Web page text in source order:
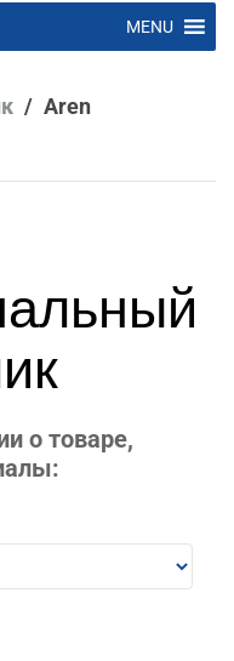
MENU
/ Aren
о товаре,